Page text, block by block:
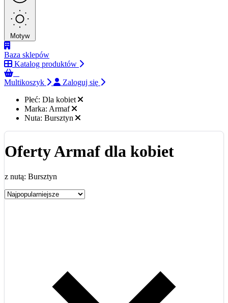
Motyw
Baza sklepów
Katalog produktów
Multikoszyk
Zaloguj się
Płeć: Dla kobiet
Marka: Armaf
Nuta: Bursztyn
Oferty Armaf dla kobiet
z nutą: Bursztyn